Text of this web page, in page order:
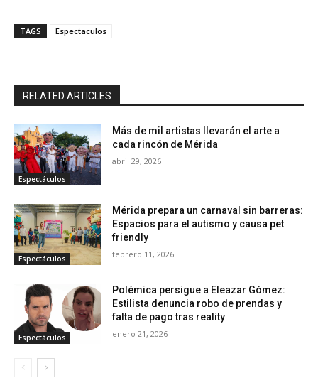
TAGS Espectaculos
RELATED ARTICLES
Espectáculos
Más de mil artistas llevarán el arte a
cada rincón de Mérida
abril 29, 2026
Espectáculos
Mérida prepara un carnaval sin barreras:
Espacios para el autismo y causa pet
friendly
febrero 11, 2026
Espectáculos
Polémica persigue a Eleazar Gómez:
Estilista denuncia robo de prendas y
falta de pago tras reality
enero 21, 2026